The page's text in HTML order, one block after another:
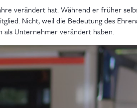
verändert hat. Während er früher
Nicht, weil die Bedeutung des
als Unternehmer verändert haben.